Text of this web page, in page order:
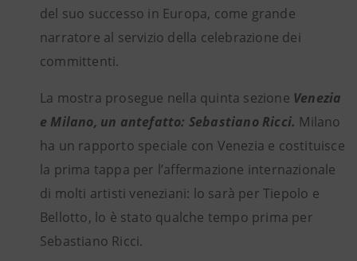
del suo successo in Europa, come grande
narratore al servizio della celebrazione dei
committenti.
La mostra prosegue nella quinta sezione Venezia
e Milano, un antefatto: Sebastiano Ricci. Milano
ha un rapporto speciale con Venezia e costituisce
la prima tappa per l’affermazione internazionale
di molti artisti veneziani: lo sarà per Tiepolo e
Bellotto, lo è stato qualche tempo prima per
Sebastiano Ricci.